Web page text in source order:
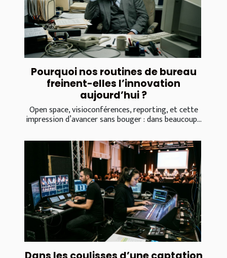
Pourquoi nos routines de bureau
freinent-elles l’innovation
aujourd’hui ?
Open space, visioconférences, reporting, et cette
impression d’avancer sans bouger : dans beaucoup...